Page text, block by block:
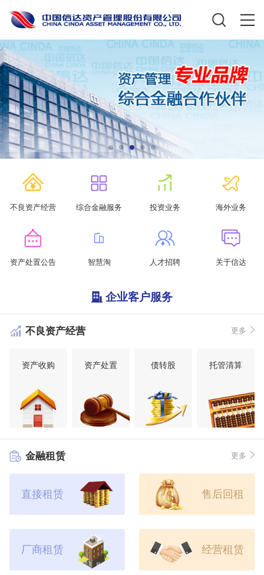
不良资产经营 综合金融服务 投资业务 海外业务
资产处置公告 智慧淘 人才招聘 关于信达
企业客户服务
不良资产经营 更多
资产收购 资产处置 债转股 托管清算
金融租赁 更多
直接租赁 售后回租
厂商租赁 经营租赁